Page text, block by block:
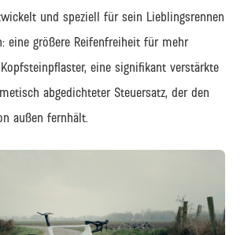
und speziell für sein Lieblingsrennen
eine größere Reifenfreiheit für mehr
eine signifikant verstärkte
abgedichteter Steuersatz, der den
außen fernhält.